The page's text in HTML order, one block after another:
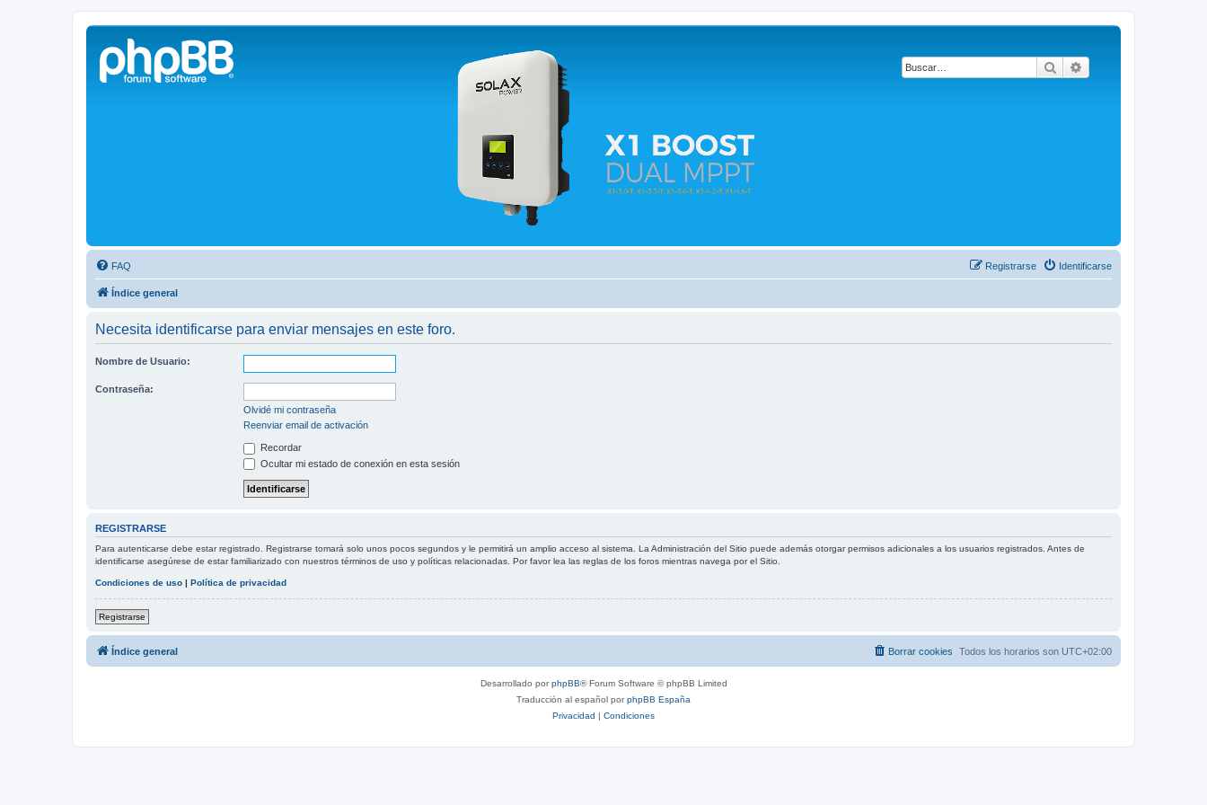
Buscar
Solax FAQ
Lugar para intercambiar dudas sobre inversores solares Solax y temas relacionados.
FAQ Identificarse
Registrarse
Índice general
Necesita identificarse para enviar mensajes en este foro.
Nombre de Usuario:
Contraseña:
Olvidé mi contraseña
Reenviar email de activación
Recordar
Ocultar mi estado de conexión en esta sesión
REGISTRARSE
Para autenticarse debe estar registrado. Registrarse tomará solo unos pocos segundos y le permitirá un amplio acceso al sistema. La Administración del Sitio puede además otorgar permisos adicionales a los usuarios registrados. Antes de
identificarse asegúrese de estar familiarizado con nuestros términos de uso y políticas relacionadas. Por favor lea las reglas de los foros mientras navega por el Sitio.
Condiciones de uso | Política de privacidad
Registrarse
Índice general Todos los horarios son UTC+02:00
Borrar cookies
Desarrollado porphpBB® Forum Software © phpBB Limited
Traducción al español porphpBB España
Privacidad | Condiciones